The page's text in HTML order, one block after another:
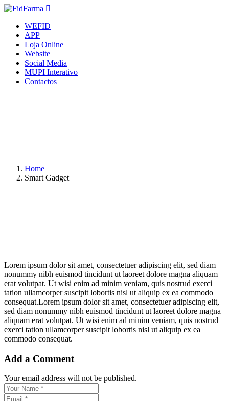
WEFID
APP
Loja Online
Website
Social Media
MUPI Interativo
Contactos
Home
Smart Gadget
Lorem ipsum dolor sit amet, consectetuer adipiscing elit, sed diam
nonummy nibh euismod tincidunt ut laoreet dolore magna aliquam
erat volutpat. Ut wisi enim ad minim veniam, quis nostrud exerci
tation ullamcorper suscipit lobortis nisl ut aliquip ex ea commodo
consequat.Lorem ipsum dolor sit amet, consectetuer adipiscing elit,
sed diam nonummy nibh euismod tincidunt ut laoreet dolore magna
aliquam erat volutpat. Ut wisi enim ad minim veniam, quis nostrud
exerci tation ullamcorper suscipit lobortis nisl ut aliquip ex ea
commodo consequat.
Add a Comment
Your email address will not be published.